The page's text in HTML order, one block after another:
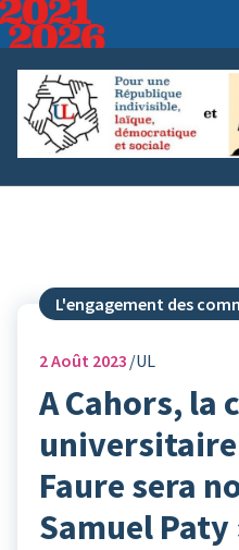
Aller
au
contenu
L'engagement des
2Août 2023 UL
A Cahors, la
Faure sera
Samuel Paty